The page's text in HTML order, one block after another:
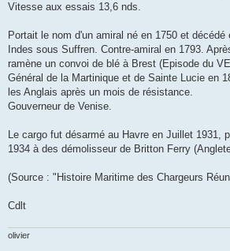
Vitesse aux essais 13,6 nds.
Portait le nom d'un amiral né en 1750 et
Indes sous Suffren. Contre-amiral en 1793.
ramène un convoi de blé à Brest (Episode du
Général de la Martinique et de Sainte Lucie en
les Anglais après un mois de résistance.
Gouverneur de Venise.
Le cargo fut désarmé au Havre en Juillet 1931,
1934 à des démolisseur de Britton Ferry
(Source : "Histoire Maritime des Chargeurs
Cdlt
olivier